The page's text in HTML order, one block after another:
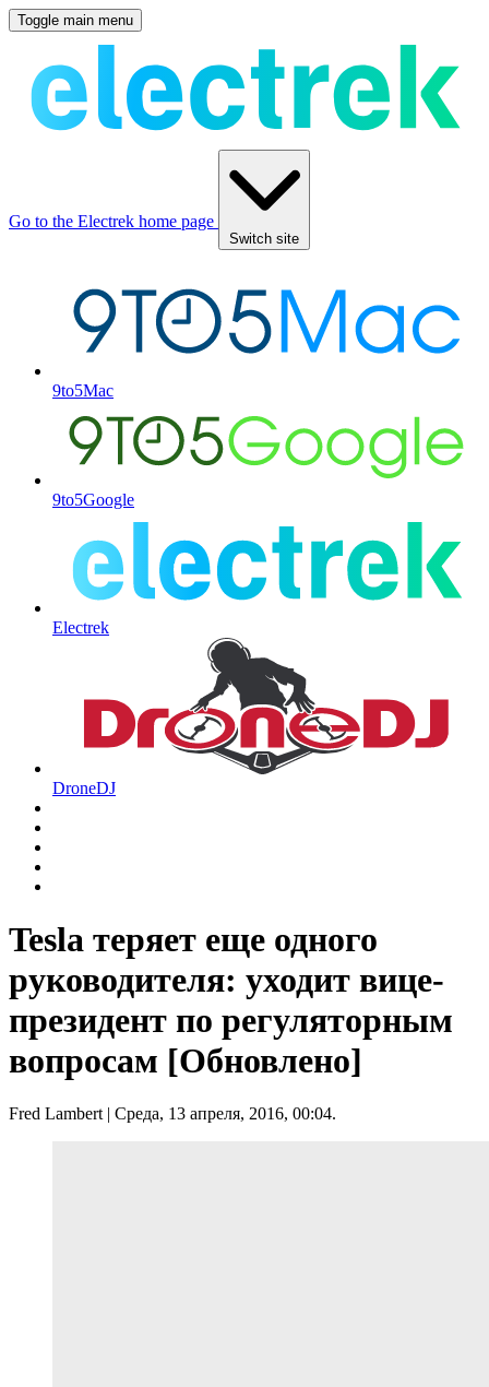
Toggle main menu
Go to the Electrek home page
Switch site
9to5Mac
9to5Google
Electrek
DroneDJ
Tesla теряет еще одного
руководителя: уходит вице-
президент по регуляторным
вопросам [Обновлено]
Fred Lambert| Среда, 13 апреля, 2016, 00:04.